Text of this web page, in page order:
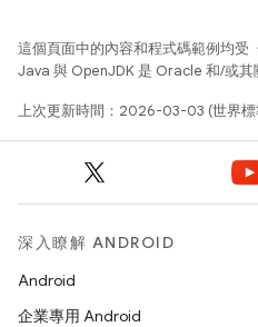
這個頁面中的內容和程式碼範例均受
Java 與 OpenJDK 是 Oracle 和/或其
上次更新時間：2026-03-03 (世界標
深入瞭解 ANDROID
Android
企業專用 Android